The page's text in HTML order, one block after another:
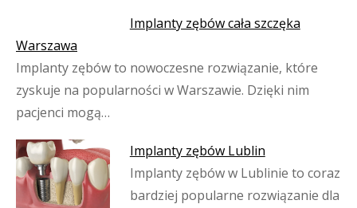
Implanty zębów cała szczęka
Warszawa
Implanty zębów to nowoczesne rozwiązanie, które
zyskuje na popularności w Warszawie. Dzięki nim
pacjenci mogą…
Implanty zębów Lublin
Implanty zębów w Lublinie to coraz
bardziej popularne rozwiązanie dla